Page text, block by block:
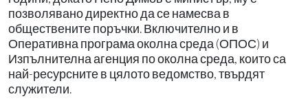
позволявано директно да се намесва в
обществените поръчки. Включително и в
Оперативна програма околна среда (ОПОС) и
Изпълнителна агенция по околна среда, които са
най-ресурсните в цялото ведомство, твърдят
служители.